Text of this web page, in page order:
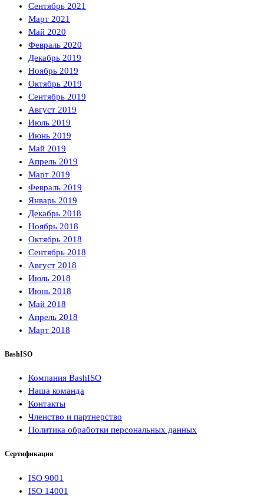
Сентябрь 2021
Март 2021
Май 2020
Февраль 2020
Декабрь 2019
Ноябрь 2019
Октябрь 2019
Сентябрь 2019
Август 2019
Июль 2019
Июнь 2019
Май 2019
Апрель 2019
Март 2019
Февраль 2019
Январь 2019
Декабрь 2018
Ноябрь 2018
Октябрь 2018
Сентябрь 2018
Август 2018
Июль 2018
Июнь 2018
Май 2018
Апрель 2018
Март 2018
BashISO
Компания BashISO
Наша команда
Контакты
Членство и партнерство
Политика обработки персональных данных
Сертификация
ISO 9001
ISO 14001